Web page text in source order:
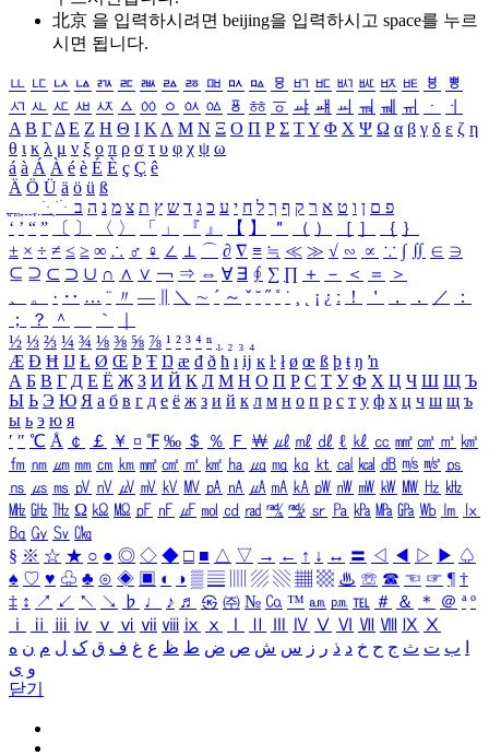
北京 을 입력하시려면 beijing을 입력하시고 space를 누르
시면 됩니다.
ㅥ ㅦ ㅧ ㅨ ㅩ ㅪ ㅫ ㅬ ㅭ ㅮ ㅯ ㅰ ㅱ ㅲ ㅳ ㅴ ㅵ ㅶ ㅷ ㅸ
ㅹ
ㅺ ㅻ ㅼ ㅽ ㅾ ㅿ ㆀ ㆁ ㆂ ㆃ ㆄ ㆅ ㆆ ㆇ ㆈ ㆉ ㆊ ㆋ ㆌ ㆍ
ㆎ
Α Β ΓΔ Ε Ζ Η Θ Ι ΚΛ Μ Ν Ξ Ο Π Ρ Σ ΤΥ Φ Χ Ψ Ω α β γ δ ε ζ η
θ ι κ λ μ ν ξ ο π ρ σ τ υ φ χ ψ ω
á à Á À é è É È ç Ç ê
Ä Ö Ü ä ö ü ß
ִֶֹ ֻּ ׁׂ פ ם ן ו ט א ר ק ף ך ל ח י ע כ ג ד ש ץ ת צ מ נ ה ב
‘ ’ “ ” 〔 〕 〈 〉 「 」 『 』 【 】 ＂ （ ） ［ ］ ｛ ｝
± × ÷ ≠ ≤ ≥ ∞ ∴ ♂ ♀ ∠ ⊥ ⌒ ∂ ∇ ≡ ≒ ≪ ≫ √ ∽ ∝ ∵ ∫ ∬ ∈ ∋
⊆ ⊇ ⊂ ⊃ ∪ ∩ ∧ ∨ ￢ ⇒ ⇔ ∀ ∃ ∮ ∑ ∏ ＋ － ＜ ＝
＞
、
。 · ‥ … ¨ 〃 ― ＼ ∼ ´ ～ ˇ ˘ ˝ ˚ ˙ ¸ ¡ ¿ ː ！ ＇ ， ． ／
：
；
？ ＾ ｀
½ ⅓ ⅔ ¼ ¾ ⅛ ⅜ ⅝ ⅞ ¹ ² ³ ⁴ ⁿ ₁ ₂ ₃ ₄
Æ Ð Ħ Ĳ Ł Ø Œ Þ Ŧ Ŋ æ đ ð ħ ı ĳ ĸ ŀ ł ø œ ß þ ŧ ŋ ŉ
А Б В Г Д Е Ё Ж З И Й К Л М Н О П Р С Т У Ф Х Ц Ч Ш Щ Ъ
Ы Ь Э Ю Я а б в г д е ё ж з и й к л м н о п р с т у ф х ц ч ш щ ъ
ы ь э ю я
′ ″ ℃ Å ￠ ￡ ￥ ¤ ℉ ‰ ＄ ％ Ｆ ￦ ㎕ ㎖ ㎗ ℓ ㎘ ㏄ ㎣ ㎤ ㎥ ㎦
㎙ ㎚ ㎛ ㎜ ㎝ ㎞ ㎟ ㎠ ㎡ ㎢ ㏊ ㎍ ㎎ ㎏ ㏏ ㎈ ㎉ ㏈ ㎧ ㎨ ㎰
㎱ ㎲ ㎳ ㎴ ㎵ ㎶ ㎷ ㎸ ㎹ ㎀ ㎁ ㎂ ㎃ ㎄ ㎺ ㎻ ㎽ ㎾ ㎿ ㎐ ㎑
㎒ ㎓ ㎔ Ω ㏀ ㏁ ㎊ ㎋ ㎌ ㏖ ㏅ ㎭ ㎮ ㎯ ㏛ ㎩ ㎪ ㎫ ㎬ ㏝ ㏐
㏓
㏃ ㏉ ㏜ ㏆
§ ※ ☆ ★ ○ ● ◎ ◇ ◆ □ ■ △ ▽ → ← ↑ ↓ ↔ 〓 ◁ ◀ ▷ ▶ ♤
♠ ♡ ♥ ♧ ♣ ⊙ ◈ ▣ ◐ ◑ ▒ ▤ ▨ ▧ ▦ ▩ ♨ ☏ ☎ ☜ ☞ ¶ †
‡ ↕ ↗ ↙ ↖ ↘ ♭ ♩ ♪ ♬ ㉿ ㈜ № ㏇ ™ ㏂ ㏘ ℡ ＃ ＆ ＊ ＠ ª º
ⅰ
ⅱ ⅲ ⅳ ⅴ ⅵ ⅶ ⅷ ⅸ ⅹ Ⅳ Ⅴ Ⅵ Ⅶ Ⅷ Ⅸ Ⅹ
ب ت ث ج ح خ د ذ ر ز س ش ص ض ط ظ ع غ ف ق ک ل م ن ه
و ی
닫기